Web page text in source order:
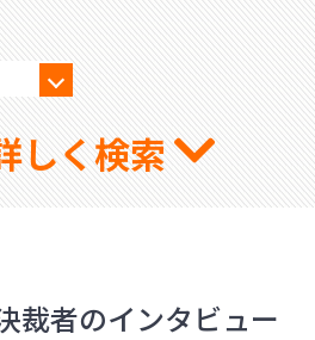
しく検索
裁者のインタビュー